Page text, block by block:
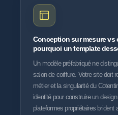
Conception sur mesure vs
pourquoi un template
Un modèle préfabriqué ne
salon de coiffure. Votre site doit
métier et la singularité du
identité pour construire un
plateformes propriétaires